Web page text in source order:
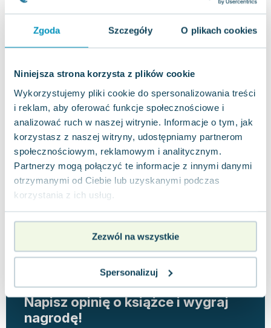
Zgoda Szczegóły O plikach cookies
Niniejsza strona korzysta z plików cookie
Wykorzystujemy pliki cookie do spersonalizowania treści
i reklam, aby oferować funkcje społecznościowe i
analizować ruch w naszej witrynie. Informacje o tym, jak
korzystasz z naszej witryny, udostępniamy partnerom
społecznościowym, reklamowym i analitycznym.
Partnerzy mogą połączyć te informacje z innymi danymi
otrzymanymi od Ciebie lub uzyskanymi podczas
korzystania z ich usług.
Zezwól na wszystkie
Spersonalizuj
4.0
Pakujemy jutro
3.5
Miękka Pakujemy jutro
Opinie
użytkowników
0.0 0 ocen i 0
Napisz opinię o książce i wygraj
nagrodę!